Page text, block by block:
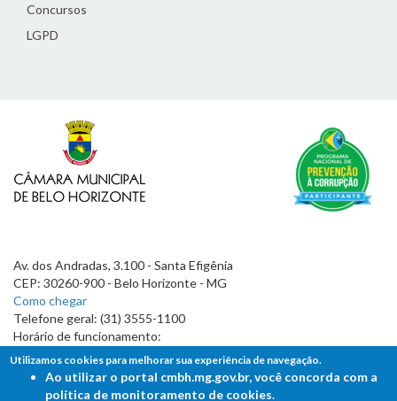
Concursos
LGPD
Av. dos Andradas, 3.100 - Santa Efigênia
CEP: 30260-900 - Belo Horizonte - MG
Como chegar
Telefone geral: (31) 3555-1100
Horário de funcionamento:
7h às 19h
Utilizamos cookies para melhorar sua experiência de navegação.
Ao utilizar o portal cmbh.mg.gov.br, você concorda com a
política de monitoramento de cookies.